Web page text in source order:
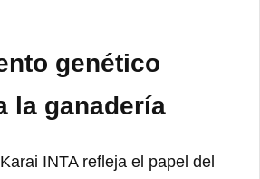
genético
la ganadería
INTA refleja el papel del